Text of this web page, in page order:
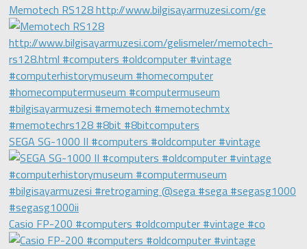
Memotech RS128 http://www.bilgisayarmuzesi.com/ge
SEGA SG-1000 II #computers #oldcomputer #vintage
Casio FP-200 #computers #oldcomputer #vintage #co